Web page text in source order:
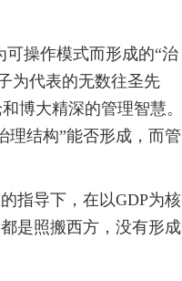
操作模式而形成的“治
为代表的无数往圣先
博大精深的管理智慧。
理结构”能否形成，而管
指导下，在以GDP为核
是照搬西方，没有形成